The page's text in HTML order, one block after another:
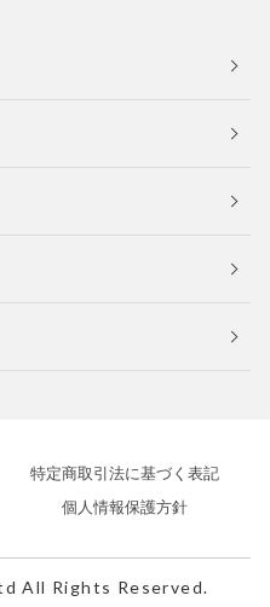
特定商取引法に基づく表記
個人情報保護方針
All Rights Reserved.